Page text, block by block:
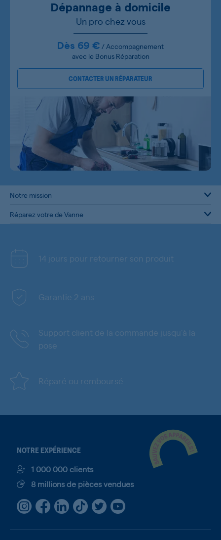
Dépannage à domicile
Un pro chez vous
Dès 69 € / Accompagnement
avec le Bonus Réparation
CONTACTER UN RÉPARATEUR
Notre mission
Réparez votre de Vanne
14 jours pour retourner son produit
Garantie 2 ans
Support client de la commande jusqu'à la
pose
Réparé ou remboursé
NOTRE EXPÉRIENCE
1 000 000 clients
8 millions de pièces vendues